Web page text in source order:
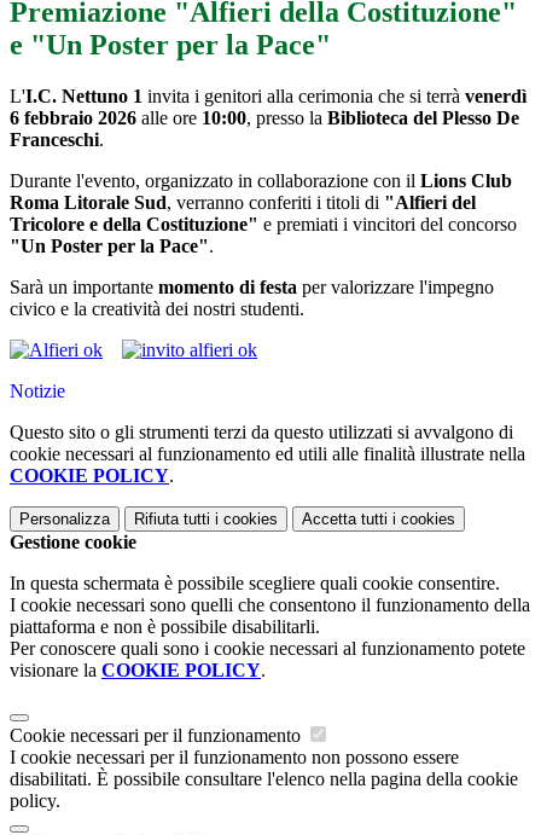
Premiazione "Alfieri della Costituzione"
e "Un Poster per la Pace"
L'I.C. Nettuno 1 invita i genitori alla cerimonia che si terrà venerdì
6 febbraio 2026 alle ore 10:00, presso la Biblioteca del Plesso De
Franceschi.
Durante l'evento, organizzato in collaborazione con il Lions Club
Roma Litorale Sud, verranno conferiti i titoli di "Alfieri del
Tricolore e della Costituzione" e premiati i vincitori del concorso
"Un Poster per la Pace".
Sarà un importante momento di festa per valorizzare l'impegno
civico e la creatività dei nostri studenti.
Notizie
Questo sito o gli strumenti terzi da questo utilizzati si avvalgono di
cookie necessari al funzionamento ed utili alle finalità illustrate nella
COOKIE POLICY.
Personalizza Rifiuta tutti i cookies Accetta tutti i cookies
Gestione cookie
In questa schermata è possibile scegliere quali cookie consentire.
I cookie necessari sono quelli che consentono il funzionamento della
piattaforma e non è possibile disabilitarli.
Per conoscere quali sono i cookie necessari al funzionamento potete
visionare la COOKIE POLICY.
Cookie necessari per il funzionamento
I cookie necessari per il funzionamento non possono essere
disabilitati. È possibile consultare l'elenco nella pagina della cookie
policy.